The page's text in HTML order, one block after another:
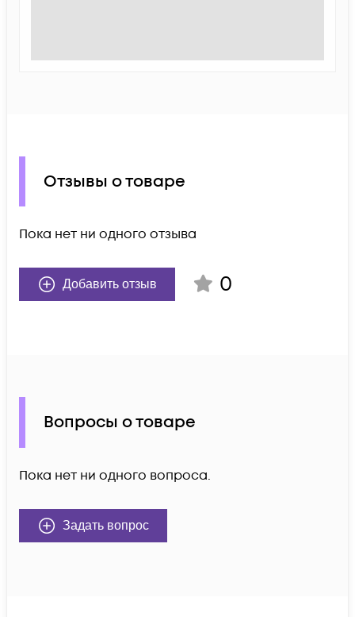
Отзывы о товаре
Пока нет ни одного отзыва
Добавить отзыв 0
Вопросы о товаре
Пока нет ни одного вопроса.
Задать вопрос